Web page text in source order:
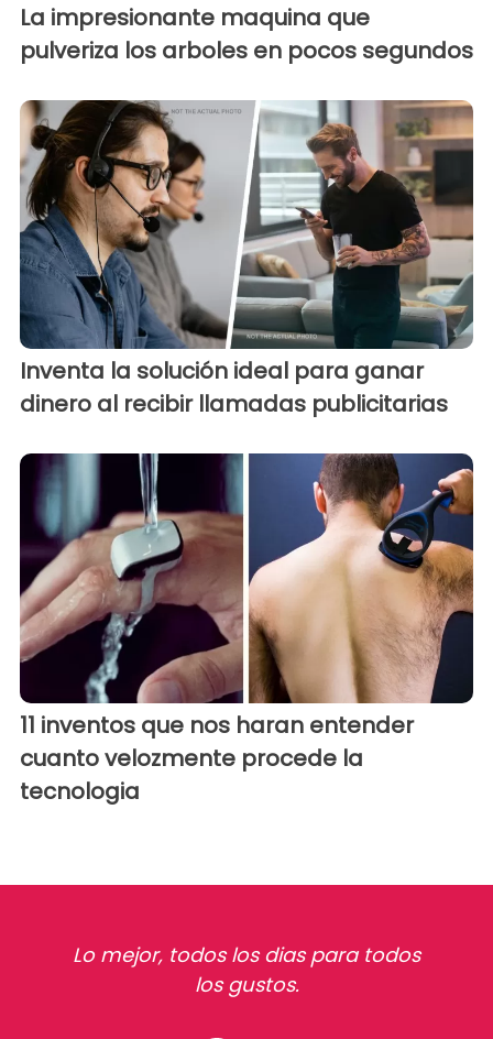
La impresionante maquina que
pulveriza los arboles en pocos segundos
Inventa la solución ideal para ganar
dinero al recibir llamadas publicitarias
11 inventos que nos haran entender
cuanto velozmente procede la
tecnologia
Lo mejor, todos los dias para todos
los gustos.